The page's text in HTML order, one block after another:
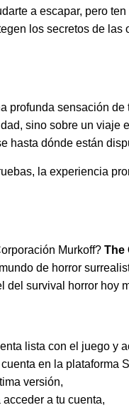
a escapar, pero
los secretos de
profunda sensación
sino sobre un
hasta dónde están
la experiencia
Murkoff? The
de horror
del survival horror hoy
lista con el juego y
en la plataforma
versión,
a tu cuenta,